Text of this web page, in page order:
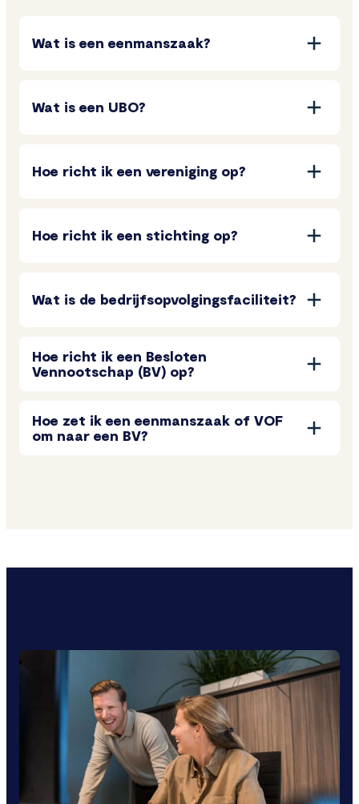
Wat is een eenmanszaak?
Wat is een UBO?
Hoe richt ik een vereniging op?
Hoe richt ik een stichting op?
Wat is de bedrijfsopvolgingsfaciliteit?
Hoe richt ik een Besloten
Vennootschap (BV) op?
Hoe zet ik een eenmanszaak of VOF
om naar een BV?